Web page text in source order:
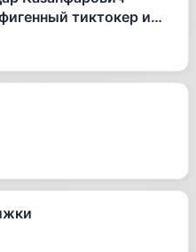
тиктокер и